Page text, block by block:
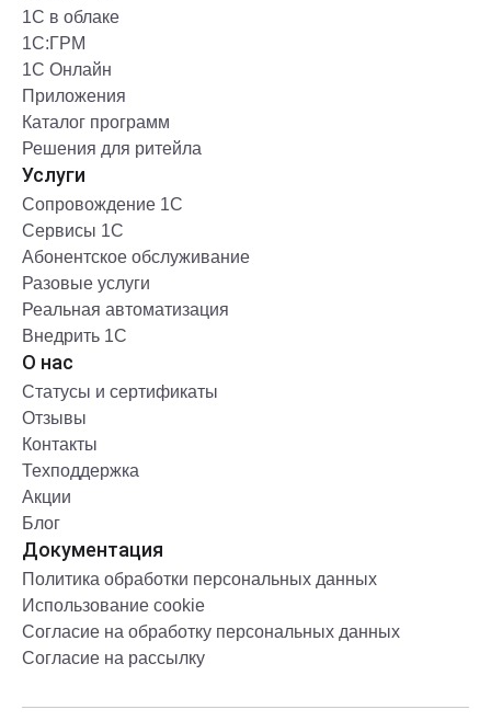
1С в облаке
1С:ГРМ
1С Онлайн
Приложения
Каталог программ
Решения для ритейла
Услуги
Сопровождение 1С
Сервисы 1С
Абонентское обслуживание
Разовые услуги
Реальная автоматизация
Внедрить 1С
О нас
Статусы и сертификаты
Отзывы
Контакты
Техподдержка
Акции
Блог
Документация
Политика обработки персональных данных
Использование cookie
Согласие на обработку персональных данных
Согласие на рассылку